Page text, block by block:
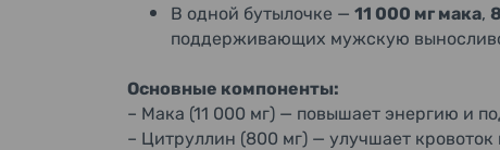
В одной бутылочке — 11 000 мг мака,
поддерживающих мужскую
Основные компоненты:
– Мака (11 000 мг) — повышает энергию и
– Цитруллин (800 мг) — улучшает кровоток